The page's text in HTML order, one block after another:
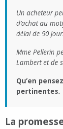
Un acheteur
d’achat au
délai de 90
Mme Pellerin
Lambert et de
Qu’en
pertinentes.
La